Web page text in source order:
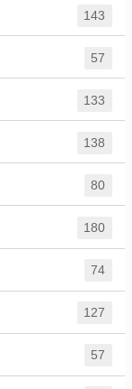
143
57
133
138
80
180
74
127
57